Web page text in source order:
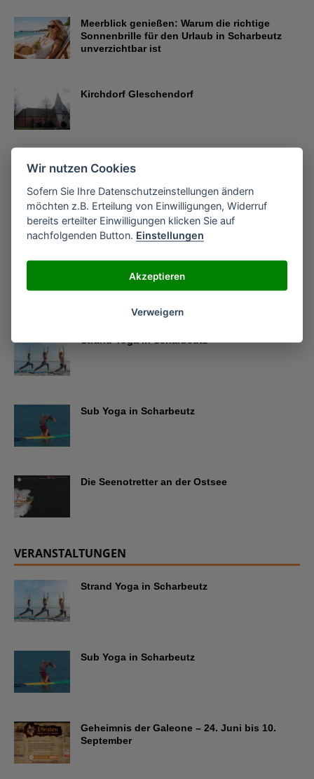
Meerblick genießen: Warum die richtige
Sonnenbrille für den Urlaub in Scharbeutz
unverzichtbar ist
Kirchdorf Gleschendorf
Haffkrug
Wulfsdorf
Strand Yoga in Scharbeutz
Sub Yoga in Scharbeutz
Die Seenotretter an der Ostsee
VERANSTALTUNGEN
Strand Yoga in Scharbeutz
Sub Yoga in Scharbeutz
Geheimnis der Galeone – 24. Juni bis 10.
September
Wir nutzen Cookies
Sofern Sie Ihre Datenschutzeinstellungen ändern
möchten z.B. Erteilung von Einwilligungen, Widerruf
bereits erteilter Einwilligungen klicken Sie auf
nachfolgenden Button. Einstellungen
Akzeptieren
Verweigern